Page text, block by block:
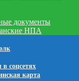
документы
НПА
соцсетях
карта